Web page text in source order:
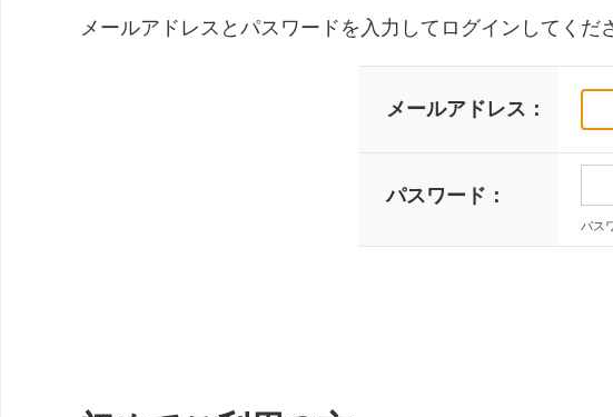
メールアドレスとパスワードを入力してログインしてくだ
メールアドレス：
パスワード：
パス